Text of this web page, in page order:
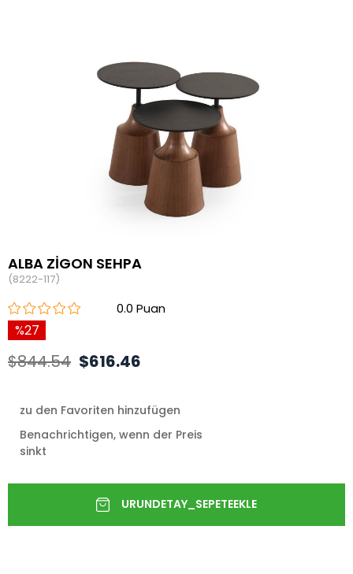
ALBA ZİGON SEHPA
(8222-117)
0.0
27
$844.54 $616.46
zu den Favoriten hinzufügen
Benachrichtigen, wenn der Preis
sinkt